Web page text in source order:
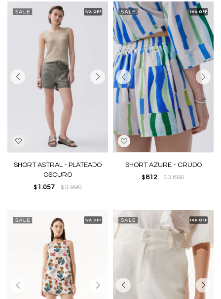
SHORT ASTRAL - PLATEADO
OSCURO
$ 1.057 $3.990
SHORT AZURE - CRUDO
$ 812 $3.690